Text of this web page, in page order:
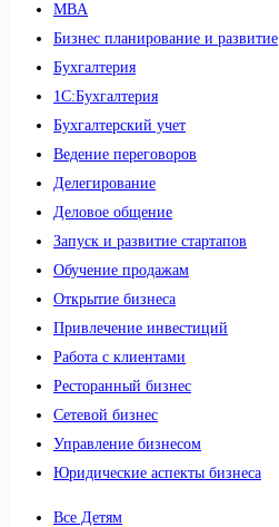
MBA
Бизнес планирование и развитие
Бухгалтерия
1C:Бухгалтерия
Бухгалтерский учет
Ведение переговоров
Делегирование
Деловое общение
Запуск и развитие стартапов
Обучение продажам
Открытие бизнеса
Привлечение инвестиций
Работа с клиентами
Ресторанный бизнес
Сетевой бизнес
Управление бизнесом
Юридические аспекты бизнеса
Все Детям